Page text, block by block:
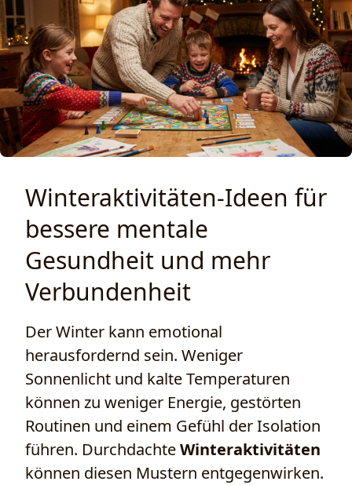
Winteraktivitäten-Ideen für
bessere mentale
Gesundheit und mehr
Verbundenheit
Der Winter kann emotional
herausfordernd sein. Weniger
Sonnenlicht und kalte Temperaturen
können zu weniger Energie, gestörten
Routinen und einem Gefühl der Isolation
führen. DurchdachteWinteraktivitäten
können diesen Mustern entgegenwirken.